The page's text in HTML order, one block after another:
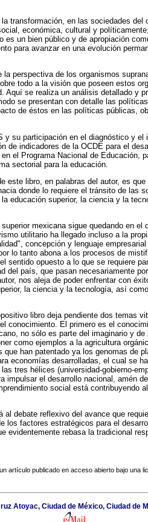
transformación, en las sociedades
económica, cultural y
un bien público y de apropiación
para avanzar en una evolución
perspectiva de los organismos
todo a la visión que poseen estos
Aquí se realiza un análisis detallado y
se presentan con detalle las
de éstos en las políticas públicas,
y su participación en el diagnóstico y
de indicadores de la OCDE para el
el Programa Nacional de Educación,
sectorial para la educación.
este libro, en palabras del autor, es
donde lo requiere el tránsito de las
educación superior, la ciencia y la
mexicana sigue quedando en
utilitario ha llegado incluso a la
concepción y lenguaje
lo tanto abona a los procesos de
sentido opuesto a lo que se requiere
del país, que pasan necesariamente
nos aleja de poder enfrentar con
la ciencia y la tecnología, así
libro deja pendiente dos temas
conocimiento. El primero es el
no sólo es parte del imaginario y
como ejemplos a la agricultura
que han patentado ya los genomas de
economías desarrolladas, el cual se
tres hélices (universidad-gobierno-
impulsar el desarrollo nacional, amén
social está contribuyendo
al debate reflexivo del avance que
los factores estratégicos para el
evidentemente rebasa la tradicional
artículo publicado en acceso abierto bajo una
Atoyac, Ciudad de México, Ciudad de